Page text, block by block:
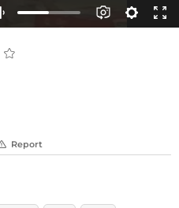
Report